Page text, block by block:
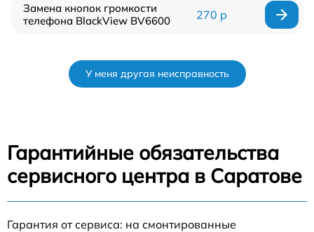
Замена кнопок громкости
телефона BlackView BV6600
270 р
У меня другая неисправность
Гарантийные обязательства
сервисного центра в Саратове
Гарантия от сервиса: на смонтированные